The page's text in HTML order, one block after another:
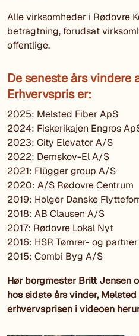
Alle virksomheder i Rødovre
betragtning, forudsat
offentlige.
De seneste års vindere
Erhvervspris er:
2025: Melsted Fiber ApS
2024: Fiskerikajen Engros
2023: City Elevator A/S
2022: Demskov-El A/S
2021: Flügger group A/S
2020: A/S Rødovre Centrum
2019: Holger Danske
2018: AB Clausen A/S
2017: Rødovre Lokal Nyt
2016: HSR Tømrer- og
2015: Combi Byg A/S
Hør borgmester Britt Jensen
hos sidste års vinder,
erhvervsprisen i videoen